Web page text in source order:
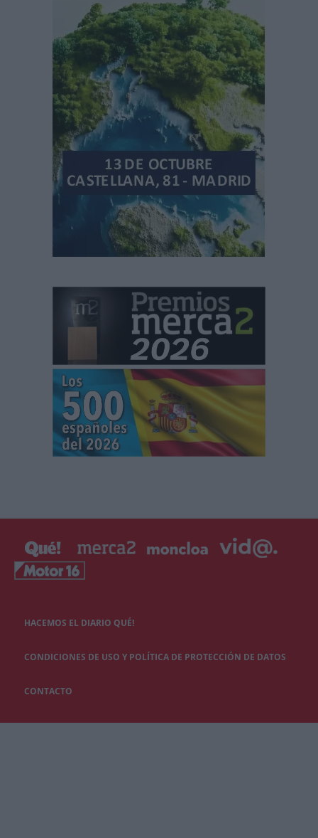
HACEMOS EL DIARIO QUÉ!
CONDICIONES DE USO Y POLÍTICA DE PROTECCIÓN DE DATOS
CONTACTO